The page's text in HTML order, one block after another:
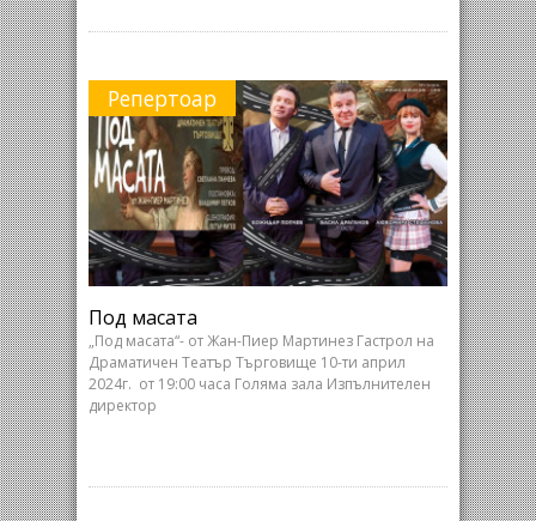
Репертоар
Под масата
„Под масата“- от Жан-Пиер Мартинез Гастрол на
Драматичен Театър Търговище 10-ти април
2024г. от 19:00 часа Голяма зала Изпълнителен
директор